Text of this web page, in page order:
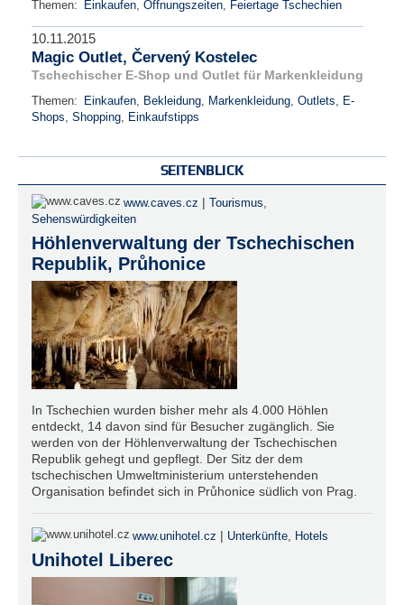
Themen: Einkaufen, Öffnungszeiten, Feiertage Tschechien
10.11.2015
Magic Outlet, Červený Kostelec
Tschechischer E-Shop und Outlet für Markenkleidung
Themen: Einkaufen, Bekleidung, Markenkleidung, Outlets, E-
Shops, Shopping, Einkaufstipps
SEITENBLICK
www.caves.cz | Tourismus,
Sehenswürdigkeiten
Höhlenverwaltung der Tschechischen
Republik, Průhonice
In Tschechien wurden bisher mehr als 4.000 Höhlen
entdeckt, 14 davon sind für Besucher zugänglich. Sie
werden von der Höhlenverwaltung der Tschechischen
Republik gehegt und gepflegt. Der Sitz der dem
tschechischen Umweltministerium unterstehenden
Organisation befindet sich in Průhonice südlich von Prag.
www.unihotel.cz | Unterkünfte, Hotels
Unihotel Liberec